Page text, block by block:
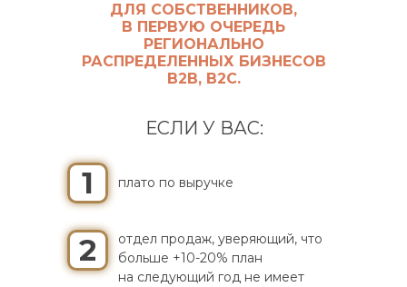
ДЛЯ СОБСТВЕННИКОВ,
В ПЕРВУЮ ОЧЕРЕДЬ
РЕГИОНАЛЬНО
РАСПРЕДЕЛЕННЫХ БИЗНЕСОВ
B2B, B2C.
ЕСЛИ У ВАС:
плато по выручке
1
отдел продаж, уверяющий, что
больше +10-20% план
на следующий год не имеет
2